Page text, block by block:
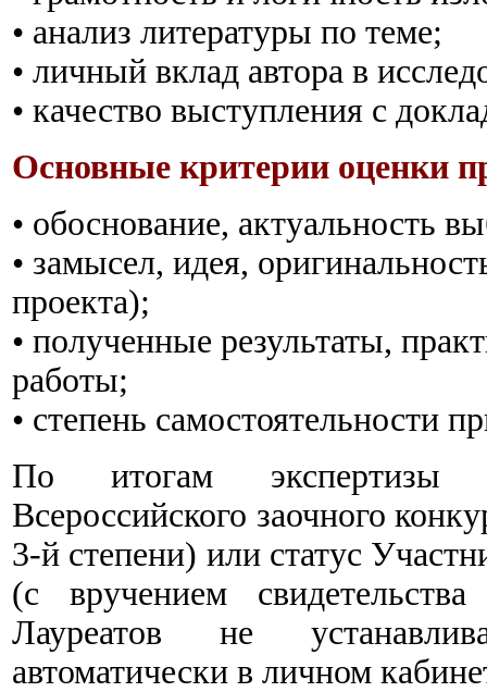
• анализ литературы по теме;
• личный вклад автора в
• качество выступления с
Основные критерии оценки
• обоснование, актуальность
• замысел, идея,
проекта);
• полученные результаты,
работы;
• степень самостоятельности
По итогам экспертизы
Всероссийского заочного
3-й степени) или статус
(с вручением
Лауреатов не
автоматически в личном